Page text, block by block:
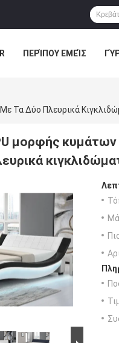
ΠΕΡΊΠΟΥ ΕΜΕΊΣ
Τα Δύο Πλευρικά
μορφής